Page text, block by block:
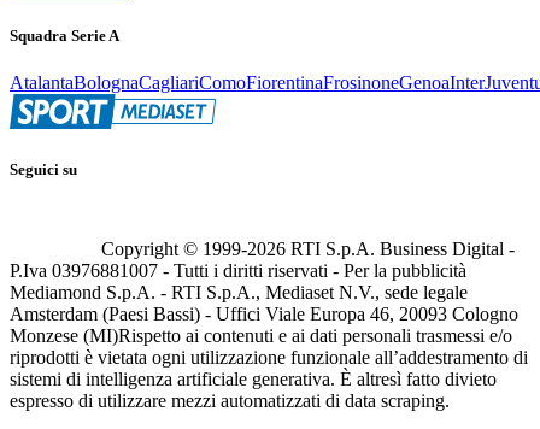
Squadra Serie A
AtalantaBolognaCagliariComoFiorentinaFrosinoneGenoaInter
Seguici su
Copyright © 1999-2026 RTI S.p.A. Business Digital -
P.Iva 03976881007 - Tutti i diritti riservati - Per la pubblicità
Mediamond S.p.A. - RTI S.p.A., Mediaset N.V., sede legale
Amsterdam (Paesi Bassi) - Uffici Viale Europa 46, 20093 Cologno
Monzese (MI)Rispetto ai contenuti e ai dati personali trasmessi e/o
riprodotti è vietata ogni utilizzazione funzionale all’addestramento di
sistemi di intelligenza artificiale generativa. È altresì fatto divieto
espresso di utilizzare mezzi automatizzati di data scraping.